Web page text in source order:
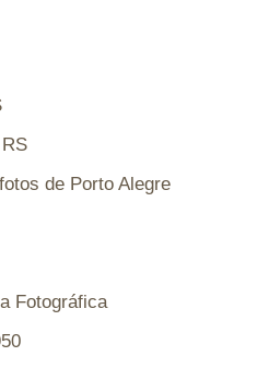
de Porto Alegre
Fotográfica